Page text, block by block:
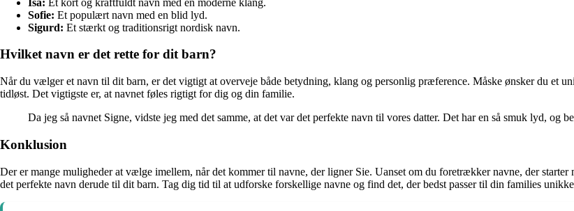
Sofie: Et populært navn med en blid lyd.
Sigurd: Et stærkt og traditionsrigt nordisk navn.
Hvilket navn er det rette for dit barn?
Når du vælger et navn til dit barn, er det vigtigt at overveje både betydning, klang og personlig præference. Måske ønsker du et
tidløst. Det vigtigste er, at navnet føles rigtigt for dig og din familie.
Da jeg så navnet Signe, vidste jeg med det samme, at det var det perfekte navn til vores datter. Det har en så smuk lyd, og
Konklusion
Der er mange muligheder at vælge imellem, når det kommer til navne, der ligner Sie. Uanset om du foretrækker navne, der
det perfekte navn derude til dit barn. Tag dig tid til at udforske forskellige navne og find det, der bedst passer til din families